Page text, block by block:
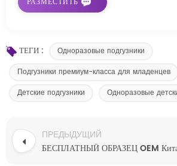
ТЕГИ :
Одноразовые подгузники
Подгузники премиум-класса для младенцев
Детские подгузники
Одноразовые
ПРЕДЫДУЩИЙ